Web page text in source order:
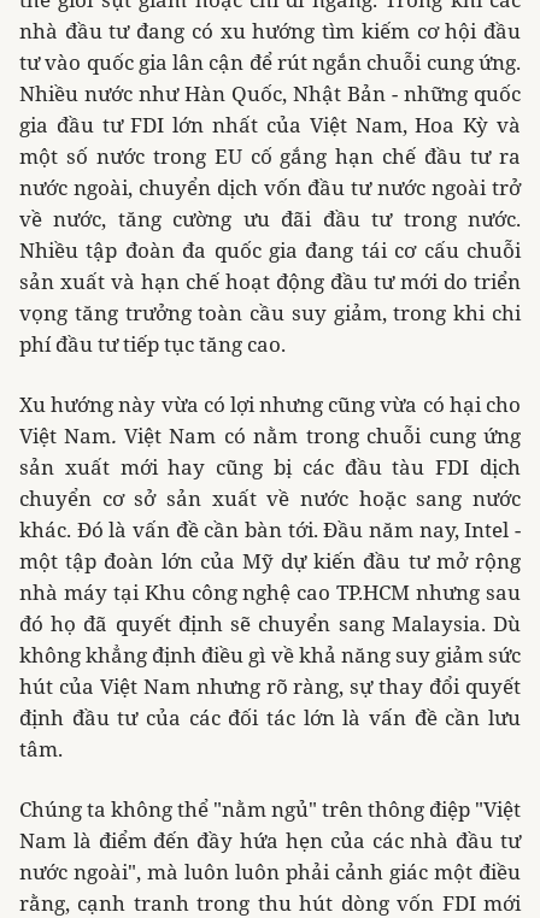
nhà đầu tư đang có xu hướng tìm kiếm cơ hội đầu
tư vào quốc gia lân cận để rút ngắn chuỗi cung ứng.
Nhiều nước như Hàn Quốc, Nhật Bản - những quốc
gia đầu tư FDI lớn nhất của Việt Nam, Hoa Kỳ và
một số nước trong EU cố gắng hạn chế đầu tư ra
nước ngoài, chuyển dịch vốn đầu tư nước ngoài trở
về nước, tăng cường ưu đãi đầu tư trong nước.
Nhiều tập đoàn đa quốc gia đang tái cơ cấu chuỗi
sản xuất và hạn chế hoạt động đầu tư mới do triển
vọng tăng trưởng toàn cầu suy giảm, trong khi chi
phí đầu tư tiếp tục tăng cao.
Xu hướng này vừa có lợi nhưng cũng vừa có hại cho
Việt Nam. Việt Nam có nằm trong chuỗi cung ứng
sản xuất mới hay cũng bị các đầu tàu FDI dịch
chuyển cơ sở sản xuất về nước hoặc sang nước
khác. Đó là vấn đề cần bàn tới. Đầu năm nay, Intel -
một tập đoàn lớn của Mỹ dự kiến đầu tư mở rộng
nhà máy tại Khu công nghệ cao TP.HCM nhưng sau
đó họ đã quyết định sẽ chuyển sang Malaysia. Dù
không khẳng định điều gì về khả năng suy giảm sức
hút của Việt Nam nhưng rõ ràng, sự thay đổi quyết
định đầu tư của các đối tác lớn là vấn đề cần lưu
tâm.
Chúng ta không thể "nằm ngủ" trên thông điệp "Việt
Nam là điểm đến đầy hứa hẹn của các nhà đầu tư
nước ngoài", mà luôn luôn phải cảnh giác một điều
rằng, cạnh tranh trong thu hút dòng vốn FDI mới